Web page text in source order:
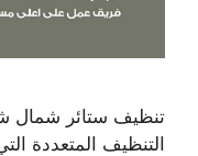
تنظيف ستائر شمال
التنظيف المتعددة